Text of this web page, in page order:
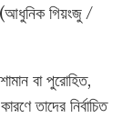
(আধুনিক গিয়ংজু /
বা পুরোহিত,
তাদের নির্বাচিত